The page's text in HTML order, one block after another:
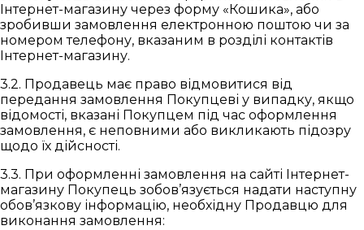
Інтернет-магазину через форму «Кошика», або
зробивши замовлення електронною поштою чи за
номером телефону, вказаним в розділі контактів
Інтернет-магазину.
3.2. Продавець має право відмовитися від
передання замовлення Покупцеві у випадку, якщо
відомості, вказані Покупцем під час оформлення
замовлення, є неповними або викликають підозру
щодо їх дійсності.
3.3. При оформленні замовлення на сайті Інтернет-
магазину Покупець зобов’язується надати наступну
обов’язкову інформацію, необхідну Продавцю для
виконання замовлення: